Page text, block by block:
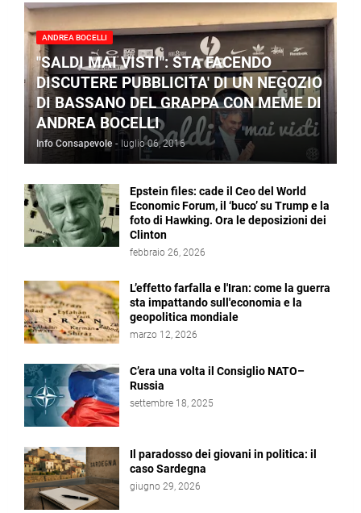
ANDREA BOCELLI
"SALDI MAI VISTI": STA FACENDO
DISCUTERE PUBBLICITA' DI UN NEGOZIO
DI BASSANO DEL GRAPPA CON MEME DI
ANDREA BOCELLI
Info Consapevole - luglio 06, 2016
Epstein files: cade il Ceo del World
Economic Forum, il ‘buco’ su Trump e la
foto di Hawking. Ora le deposizioni dei
Clinton
febbraio 26, 2026
L’effetto farfalla e l'Iran: come la guerra
sta impattando sull'economia e la
geopolitica mondiale
marzo 12, 2026
C’era una volta il Consiglio NATO–
Russia
settembre 18, 2025
Il paradosso dei giovani in politica: il
caso Sardegna
giugno 29, 2026